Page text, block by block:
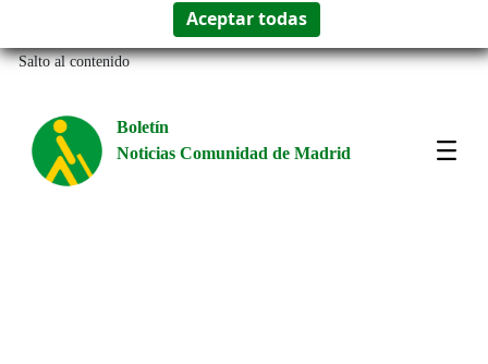
Salto al contenido
Boletín
Noticias Comunidad de Madrid